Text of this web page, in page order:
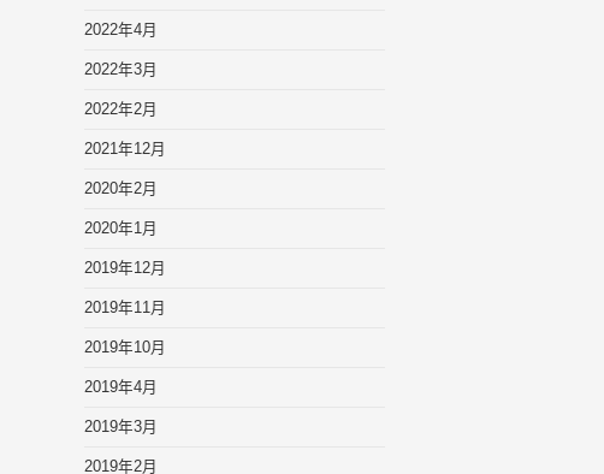
2022年4月
2022年3月
2022年2月
2021年12月
2020年2月
2020年1月
2019年12月
2019年11月
2019年10月
2019年4月
2019年3月
2019年2月